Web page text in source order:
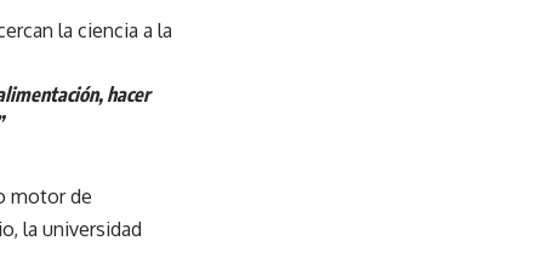
la ciencia a la
hacer
motor de
la universidad